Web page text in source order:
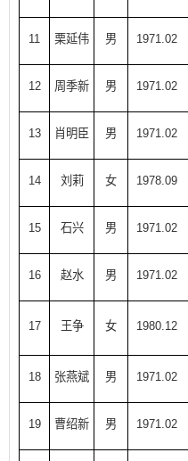
11 栗延伟 男 1971.02
12 周季新 男 1971.02
13 肖明臣 男 1971.02
14 刘莉 女 1978.09
15 石兴 男 1971.02
16 赵水 男 1971.02
17 王争 女 1980.12
18 张燕斌 男 1971.02
19 曹绍新 男 1971.02